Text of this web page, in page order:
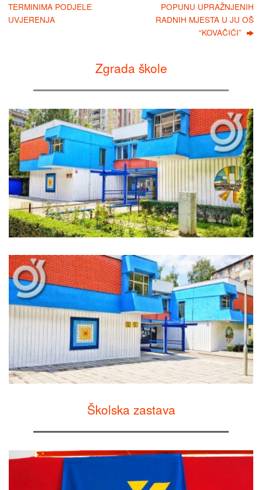
TERMINIMA PODJELE
UVJERENJA
POPUNU UPRAŽNJENIH
RADNIH MJESTA U JU OŠ
“KOVAČIĆI”
Zgrada škole
Školska zastava